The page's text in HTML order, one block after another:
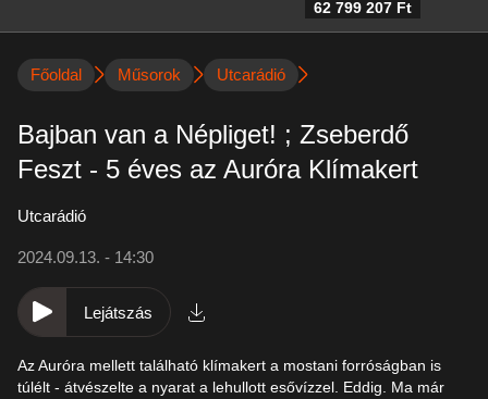
62 799 207 Ft
Főoldal Műsorok Utcarádió
Bajban van a Népliget! ; Zseberdő
Feszt - 5 éves az Auróra Klímakert
Utcarádió
2024.09.13. - 14:30
Lejátszás
Az Auróra mellett található klímakert a mostani forróságban is
túlélt - átvészelte a nyarat a lehullott esővízzel. Eddig. Ma már